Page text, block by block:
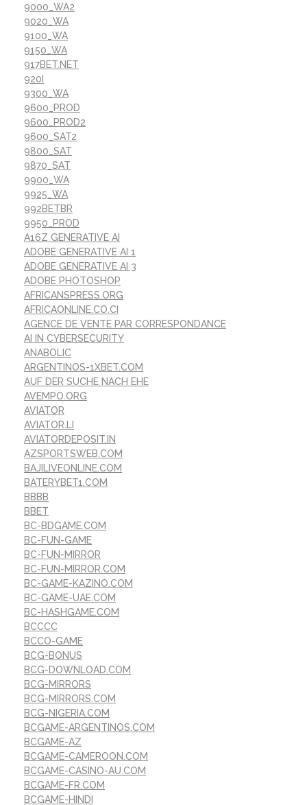
9000_WA2
9020_WA
9100_WA
9150_WA
917BET.NET
920I
9300_WA
9600_PROD
9600_PROD2
9600_SAT2
9800_SAT
9870_SAT
9900_WA
9925_WA
992BETBR
9950_PROD
A16Z GENERATIVE AI
ADOBE GENERATIVE AI 1
ADOBE GENERATIVE AI 3
ADOBE PHOTOSHOP
AFRICANSPRESS.ORG
AFRICAONLINE.CO.CI
AGENCE DE VENTE PAR CORRESPONDANCE
AI IN CYBERSECURITY
ANABOLIC
ARGENTINOS-1XBET.COM
AUF DER SUCHE NACH EHE
AVEMPO.ORG
AVIATOR
AVIATOR.LI
AVIATORDEPOSIT.IN
AZSPORTSWEB.COM
BAJILIVEONLINE.COM
BATERYBET1.COM
BBBB
BBET
BC-BDGAME.COM
BC-FUN-GAME
BC-FUN-MIRROR
BC-FUN-MIRROR.COM
BC-GAME-KAZINO.COM
BC-GAME-UAE.COM
BC-HASHGAME.COM
BCCCC
BCCO-GAME
BCG-BONUS
BCG-DOWNLOAD.COM
BCG-MIRRORS
BCG-MIRRORS.COM
BCG-NIGERIA.COM
BCGAME-ARGENTINOS.COM
BCGAME-AZ
BCGAME-CAMEROON.COM
BCGAME-CASINO-AU.COM
BCGAME-FR.COM
BCGAME-HINDI